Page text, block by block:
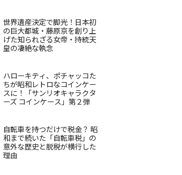
世界遺産決定で脚光！日本初
の巨大都城・藤原京を創り上
げた知られざる女帝・持統天
皇の凄絶な執念
ハローキティ、ポチャッコた
ちが昭和レトロなコインケー
スに！「サンリオキャラクタ
ーズ コインケース」第２弾
自転車を持つだけで税金？ 昭
和まで続いた「自転車税」の
意外な歴史と脱税が横行した
理由